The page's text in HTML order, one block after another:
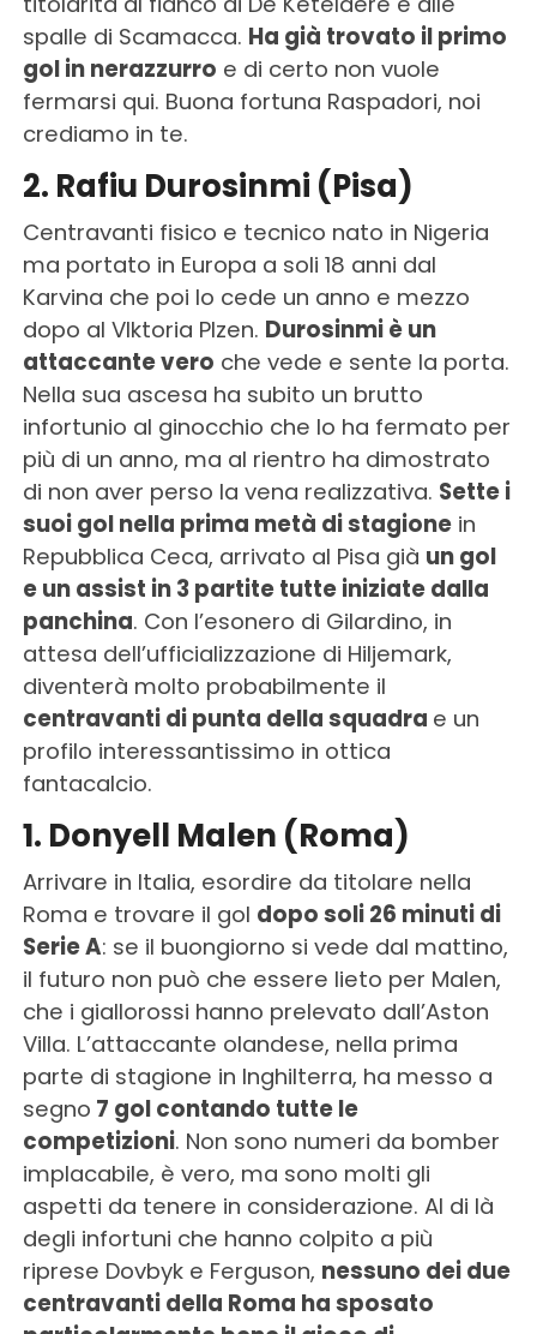
spalle di Scamacca. Ha già trovato il primo
gol in nerazzurro e di certo non vuole
fermarsi qui. Buona fortuna Raspadori, noi
crediamo in te.
2. Rafiu Durosinmi (Pisa)
Centravanti fisico e tecnico nato in Nigeria
ma portato in Europa a soli 18 anni dal
Karvina che poi lo cede un anno e mezzo
dopo al VIktoria Plzen. Durosinmi è un
attaccante vero che vede e sente la porta.
Nella sua ascesa ha subito un brutto
infortunio al ginocchio che lo ha fermato per
più di un anno, ma al rientro ha dimostrato
di non aver perso la vena realizzativa. Sette i
suoi gol nella prima metà di stagionein
Repubblica Ceca, arrivato al Pisa già un gol
e un assist in 3 partite tutte iniziate dalla
panchina. Con l’esonero di Gilardino, in
attesa dell’ufficializzazione di Hiljemark,
diventerà molto probabilmente il
centravanti di punta della squadra e un
profilo interessantissimo in ottica
fantacalcio.
1. Donyell Malen (Roma)
Arrivare in Italia, esordire da titolare nella
Roma e trovare il gol dopo soli 26 minuti di
Serie A: se il buongiorno si vede dal mattino,
il futuro non può che essere lieto per Malen,
che i giallorossi hanno prelevato dall’Aston
Villa. L’attaccante olandese, nella prima
parte di stagione in Inghilterra, ha messo a
segno 7 gol contando tutte le
competizioni. Non sono numeri da bomber
implacabile, è vero, ma sono molti gli
aspetti da tenere in considerazione. Al di là
degli infortuni che hanno colpito a più
riprese Dovbyk e Ferguson, nessuno dei due
centravanti della Roma ha sposato